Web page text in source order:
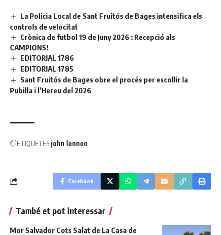
La Policia Local de Sant Fruitós de Bages intensifica els
controls de velocitat
Crònica de futbol 19 de Juny 2026 : Recepció als
CAMPIONS!
EDITORIAL 1786
EDITORIAL 1785
Sant Fruitós de Bages obre el procés per escollir la
Pubilla i l’Hereu del 2026
ETIQUETES john lennon
Facebook
També et pot interessar
Mor Salvador Cots Salat de La Casa de